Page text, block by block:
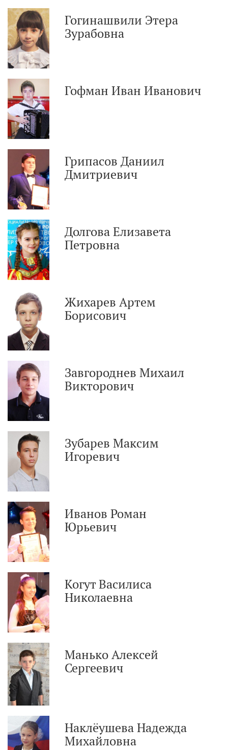
Гогинашвили Этера
Зурабовна
Гофман Иван Иванович
Грипасов Даниил
Дмитриевич
Долгова Елизавета
Петровна
Жихарев Артем
Борисович
Завгороднев Михаил
Викторович
Зубарев Максим
Игоревич
Иванов Роман
Юрьевич
Когут Василиса
Николаевна
Манько Алексей
Сергеевич
Наклёушева Надежда
Михайловна